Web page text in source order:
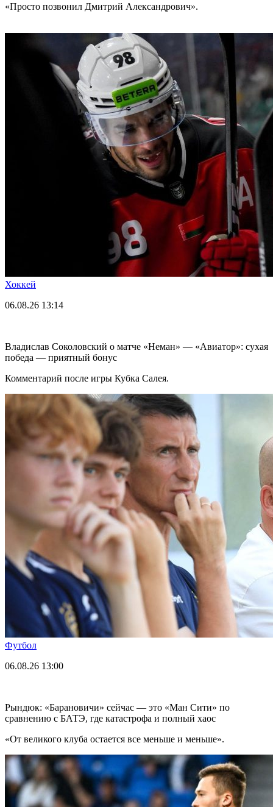
«Просто позвонил Дмитрий Александрович».
Хоккей
06.08.26 13:14
Владислав Соколовский о матче «Неман» — «Авиатор»: сухая
победа — приятный бонус
Комментарий после игры Кубка Салея.
Футбол
06.08.26 13:00
Рындюк: «Барановичи» сейчас — это «Ман Сити» по
сравнению с БАТЭ, где катастрофа и полный хаос
«От великого клуба остается все меньше и меньше».